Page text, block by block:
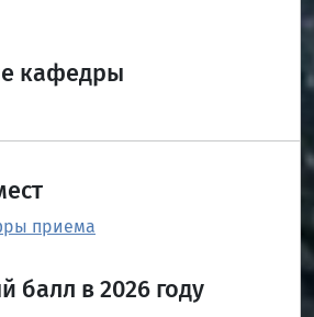
кафедры
приема
балл в 2026 году